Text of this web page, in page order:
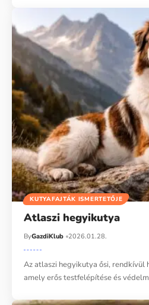
KUTYAFAJTÁK ISMERTETŐJE
Atlaszi hegyikutya
ByGazdiKlub 2026.01.28.
Az atlaszi hegyikutya ősi, rendkívül
amely erős testfelépítése és